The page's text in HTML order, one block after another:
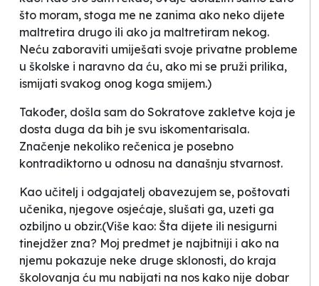
što moram, stoga me ne zanima ako neko dijete
maltretira drugo ili ako ja maltretiram nekog.
Neću zaboraviti umiješati svoje privatne probleme
u školske i naravno da ću, ako mi se pruži prilika,
ismijati svakog onog koga smijem.)
Također, došla sam do Sokratove zakletve koja je
dosta duga da bih je svu iskomentarisala.
Značenje nekoliko rečenica je posebno
kontradiktorno u odnosu na današnju stvarnost.
Kao učitelj i odgajatelj obavezujem se, poštovati
učenika, njegove osjećaje, slušati ga, uzeti ga
ozbiljno u obzir.(Više kao: Šta dijete ili nesigurni
tinejdžer zna? Moj predmet je najbitniji i ako na
njemu pokazuje neke druge sklonosti, do kraja
školovanja ću mu nabijati na nos kako nije dobar